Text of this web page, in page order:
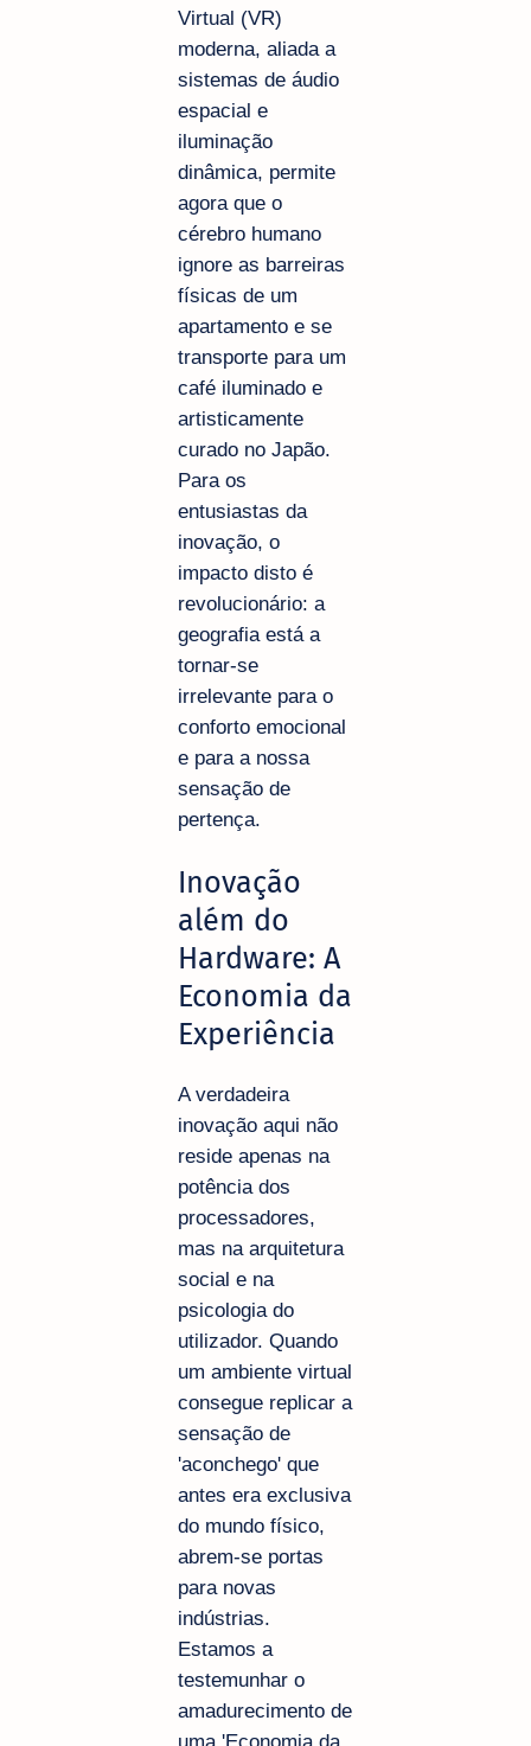
Virtual (VR)
moderna, aliada a
sistemas de áudio
espacial e
iluminação
dinâmica, permite
agora que o
cérebro humano
ignore as barreiras
físicas de um
apartamento e se
transporte para um
café iluminado e
artisticamente
curado no Japão.
Para os
entusiastas da
inovação, o
impacto disto é
revolucionário: a
geografia está a
tornar-se
irrelevante para o
conforto emocional
e para a nossa
sensação de
pertença.
Inovação
além do
Hardware: A
Economia da
Experiência
A verdadeira
inovação aqui não
reside apenas na
potência dos
processadores,
mas na arquitetura
social e na
psicologia do
utilizador. Quando
um ambiente virtual
consegue replicar a
sensação de
'aconchego' que
antes era exclusiva
do mundo físico,
abrem-se portas
para novas
indústrias.
Estamos a
testemunhar o
amadurecimento de
uma 'Economia da